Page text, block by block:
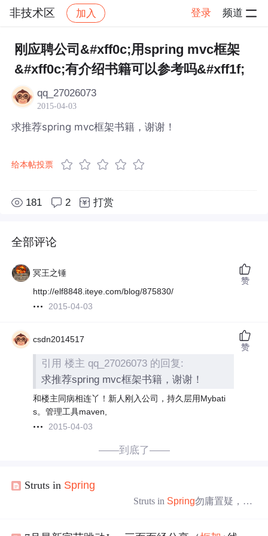
非技术区 加入 登录 频道
社区 非技术区 帖子详情
刚应聘公司&#xff0c;用spring mvc框架
&#xff0c;有介绍书籍可以参考吗&#xff1f;
qq_27026073
2015-04-03
求推荐spring mvc框架书籍，谢谢！
给本帖投票
181 2 打赏
全部评论
冥王之锤
http://elf8848.iteye.com/blog/875830/
2015-04-03
赞
csdn2014517
引用 楼主 qq_27026073 的回复:
求推荐spring mvc框架书籍，谢谢！
和楼主同病相连丫！新人刚入公司，持久层用Mybati
s。管理工具maven,
2015-04-03
赞
——到底了——
Struts in Spring
Struts in Spring勿庸置疑，Str